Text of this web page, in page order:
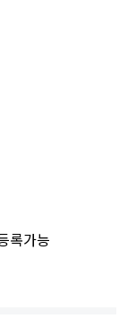
록가능